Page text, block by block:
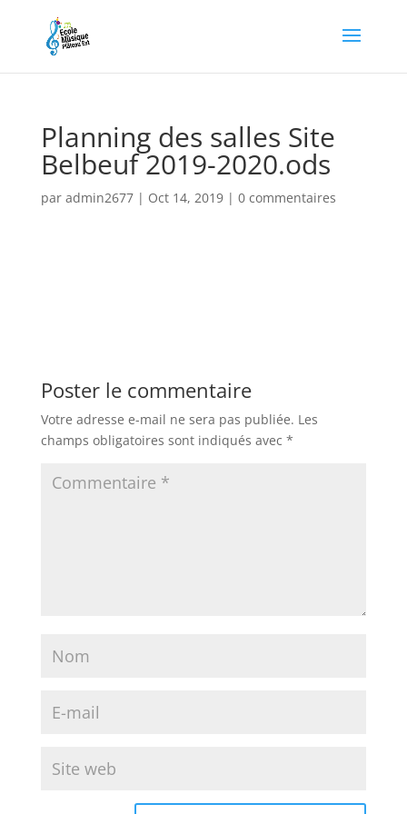
Planning des salles Site
Belbeuf 2019-2020.ods
par admin2677| Oct 14, 2019| 0 commentaires
Poster le commentaire
Votre adresse e-mail ne sera pas publiée. Les
champs obligatoires sont indiqués avec *